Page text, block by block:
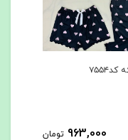
963,000 تومان